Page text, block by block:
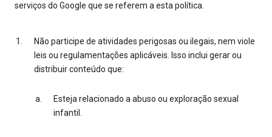
serviços do Google que se referem a esta política.
Não participe de atividades perigosas ou ilegais, nem viole
leis ou regulamentações aplicáveis. Isso inclui gerar ou
distribuir conteúdo que:
Esteja relacionado a abuso ou exploração sexual
infantil.